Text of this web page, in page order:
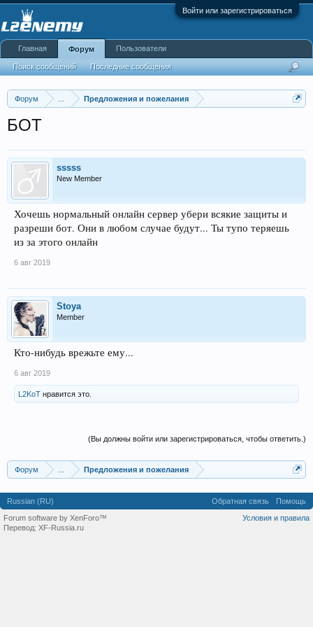
Войти или зарегистрироваться
Форум Предложения и пожелания
БОТ
sssss
New Member
Хочешь нормальный онлайн сервер убери всякие защиты и
разреши бот. Они в любом случае будут... Ты тупо теряешь
из за этого онлайн
6 авг 2019
Stoya
Member
Кто-нибудь врежьте ему...
6 авг 2019
L2KoT нравится это.
(Вы должны войти или зарегистрироваться, чтобы ответить.)
Форум Предложения и пожелания
Главная Форум
Поиск сообщений Последние сообщения
Пользователи
Russian (RU) Обратная связь
Помощь
Условия и правила
Forum software by XenForo™
Перевод: XF-Russia.ru